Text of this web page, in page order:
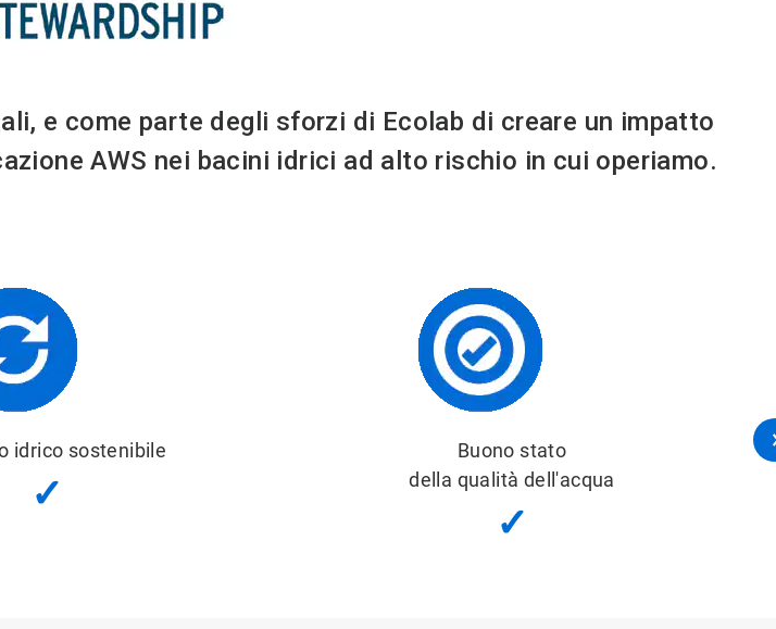
e come parte degli sforzi di Ecolab di creare un impatto
AWS nei bacini idrici ad alto rischio in cui operiamo.
stato
dell'acqua
Zone idriche importanti
✓